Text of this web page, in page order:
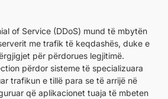
of Service (DDoS) mund të mbytën
me trafik të keqdashës, duke e
për përdorues legjitimë.
përdor sisteme të specializuara
trafikun e tillë para se të arrijë në
që aplikacionet tuaja të mbeten